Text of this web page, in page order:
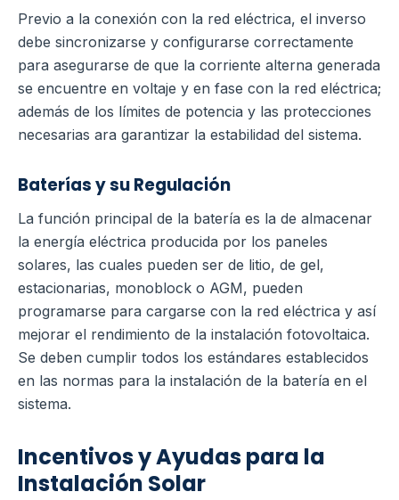
Previo a la conexión con la red eléctrica, el inverso
debe sincronizarse y configurarse correctamente
para asegurarse de que la corriente alterna generada
se encuentre en voltaje y en fase con la red eléctrica;
además de los límites de potencia y las protecciones
necesarias ara garantizar la estabilidad del sistema.
Baterías y su Regulación
La función principal de la batería es la de almacenar
la energía eléctrica producida por los paneles
solares, las cuales pueden ser de litio, de gel,
estacionarias, monoblock o AGM, pueden
programarse para cargarse con la red eléctrica y así
mejorar el rendimiento de la instalación fotovoltaica.
Se deben cumplir todos los estándares establecidos
en las normas para la instalación de la batería en el
sistema.
Incentivos y Ayudas para la
Instalación Solar